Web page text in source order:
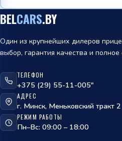
BELCARS.BY
Один из крупнейших дилеров
выбор, гарантия качества и
ТЕЛЕФОН
+375 (29) 55-11-005"
АДРЕС
г. Минск, Меньковский тракт
РЕЖИМ РАБОТЫ
Пн–Вс: 09:00 – 18:00